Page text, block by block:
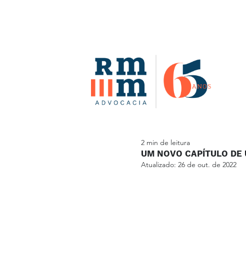
UM NOVO CAPÍTULO
2 min de leitura
Atualizado: 26 de out. de 2022